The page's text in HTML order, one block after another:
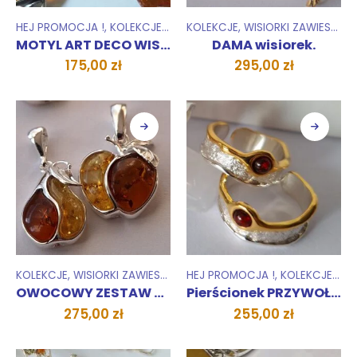
HEJ PROMOCJA !,KOLEKCJE WISIORKI ZAWIESZKI
MOTYL ART DECO WISIOREK
175,00 zł
KOLEKCJE , WISIORKI ZAWIESZKI
DAMA wisiorek.
295,00 zł
KOLEKCJE,WISIORKI ZAWIESZKI
275,00 zł
HEJ PROMOCJA !,KOLEKCJE
255,00 zł